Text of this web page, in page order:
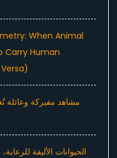
When Animal
Carry Human
مشاهد مفبركة وعائلة
الحيوانات الأليفة